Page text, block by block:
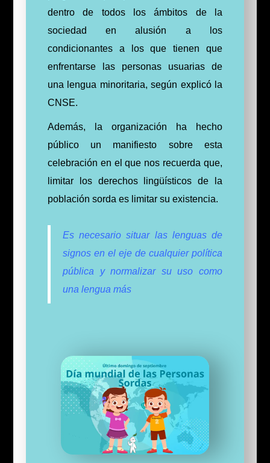
dentro de todos los ámbitos de la
sociedad en alusión a los
condicionantes a los que tienen que
enfrentarse las personas usuarias de
una lengua minoritaria, según explicó la
CNSE.
Además, la organización ha hecho
público un manifiesto sobre esta
celebración en el que nos recuerda que,
limitar los derechos lingüísticos de la
población sorda es limitar su existencia.
Es necesario situar las lenguas de
signos en el eje de cualquier política
pública y normalizar su uso como
una lengua más